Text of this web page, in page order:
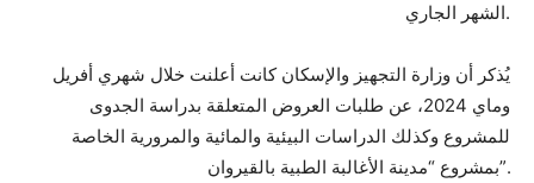
الشهر الجاري.
يُذكر أن وزارة التجهيز والإسكان كانت أعلنت خلال شهري أفريل
وماي 2024، عن طلبات العروض المتعلقة بدراسة الجدوى
للمشروع وكذلك الدراسات البيئية والمائية والمرورية الخاصة
بمشروع “مدينة الأغالبة الطبية بالقيروان”.